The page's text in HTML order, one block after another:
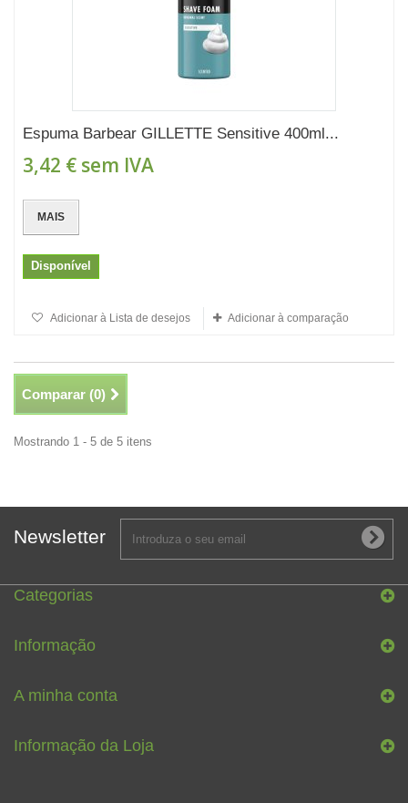
Espuma Barbear GILLETTE Sensitive 400ml...
3,42 € sem IVA
MAIS
Disponível
Adicionar à Lista de desejos Adicionar à comparação
Comparar (0)
Mostrando 1 - 5 de 5 itens
Newsletter
Categorias
Informação
A minha conta
Informação da Loja